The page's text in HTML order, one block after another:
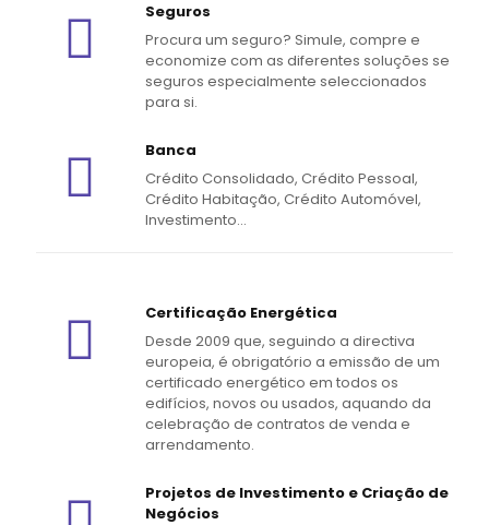
Seguros
Procura um seguro? Simule, compre e
economize com as diferentes soluções se
seguros especialmente seleccionados
para si.
Banca
Crédito Consolidado, Crédito Pessoal,
Crédito Habitação, Crédito Automóvel,
Investimento...
Certificação Energética
Desde 2009 que, seguindo a directiva
europeia, é obrigatório a emissão de um
certificado energético em todos os
edifícios, novos ou usados, aquando da
celebração de contratos de venda e
arrendamento.
Projetos de Investimento e Criação de
Negócios